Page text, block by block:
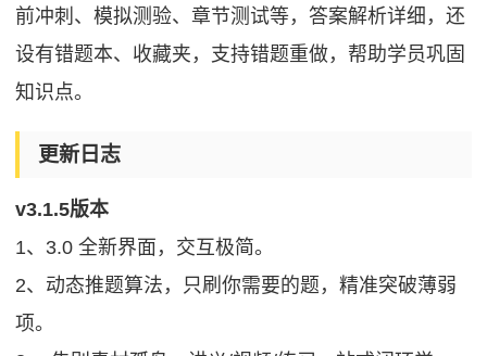
前冲刺、模拟测验、章节测试等，答案解析详细，还
设有错题本、收藏夹，支持错题重做，帮助学员巩固
知识点。
更新日志
v3.1.5版本
1、3.0 全新界面，交互极简。
2、动态推题算法，只刷你需要的题，精准突破薄弱
项。